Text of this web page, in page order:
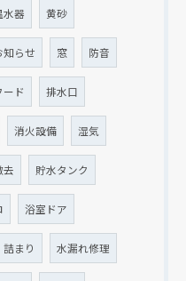
水器 黄砂
知らせ 窓 防音
ード 排水口
消火設備 湿気
去 貯水タンク
浴室ドア
詰まり 水漏れ修理